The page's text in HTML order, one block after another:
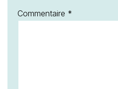
Commentaire *